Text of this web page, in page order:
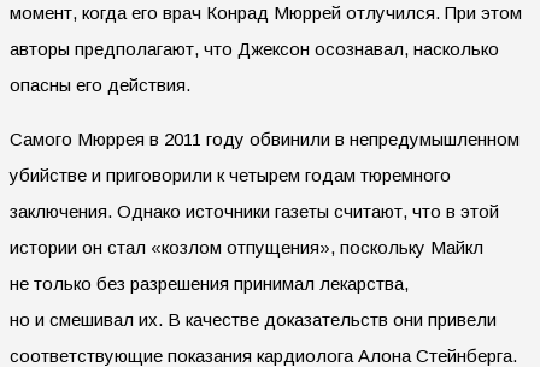
момент, когда его врач Конрад Мюррей отлучился. При этом
авторы предполагают, что Джексон осознавал, насколько
опасны его действия.
Самого Мюррея в 2011 году обвинили в непредумышленном
убийстве и приговорили к четырем годам тюремного
заключения. Однако источники газеты считают, что в этой
истории он стал «козлом отпущения», поскольку Майкл
не только без разрешения принимал лекарства,
но и смешивал их. В качестве доказательств они привели
соответствующие показания кардиолога Алона Стейнберга.